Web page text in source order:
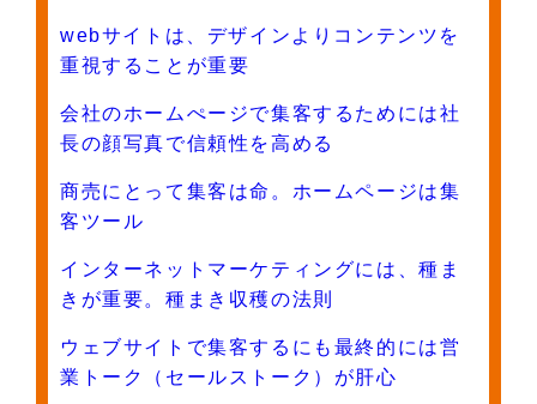
webサイトは、デザインよりコンテンツを
重視することが重要
会社のホームぺージで集客するためには社
長の顔写真で信頼性を高める
商売にとって集客は命。ホームページは集
客ツール
インターネットマーケティングには、種ま
きが重要。種まき収穫の法則
ウェブサイトで集客するにも最終的には営
業トーク（セールストーク）が肝心